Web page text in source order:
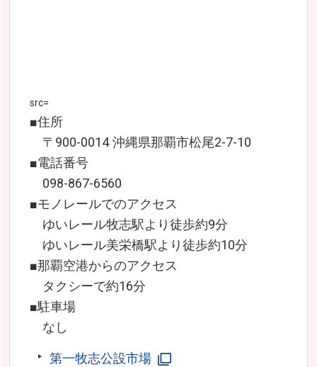
src=
■住所
〒900-0014 沖縄県那覇市松尾2-7-10
■電話番号
098-867-6560
■モノレールでのアクセス
ゆいレール牧志駅より徒歩約9分
ゆいレール美栄橋駅より徒歩約10分
■那覇空港からのアクセス
タクシーで約16分
■駐車場
なし
第一牧志公設市場